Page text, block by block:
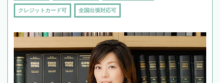
クレジットカード可 全国出張対応可